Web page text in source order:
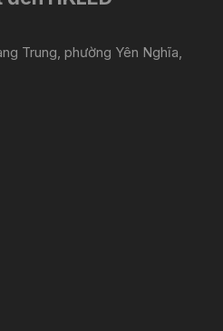
Trung, phường Yên Nghĩa,